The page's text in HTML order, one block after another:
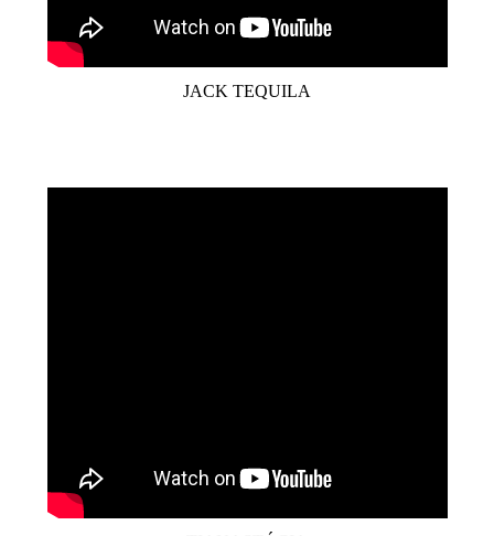
JACK TEQUILA